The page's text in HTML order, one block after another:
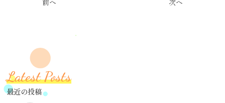
Latest Posts
最近の投稿